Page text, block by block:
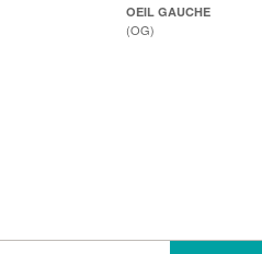
OEIL GAUCHE
(OG)